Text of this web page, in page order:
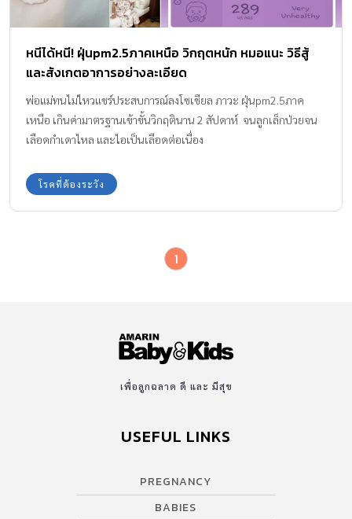
หนีได้หนี! ฝุ่นpm2.5ภาคเหนือ วิกฤตหนัก หมอแนะ วิธีสู้
และสังเกตอาการอย่างละเอียด
พ่อแม่ทนไม่ไหวแชร์ประสบการณ์ลงโซเชียล ภาวะ ฝุ่นpm2.5ภาค
เหนือ เกินค่ามาตรฐานเข้าขั้นวิกฤตินาน 2 สัปดาห์ จนลูกเล็กป่วยจน
เลือดกำเดาไหล และไอเป็นเลือดต่อเนื่อง
โรคที่ต้องระวัง
1
เพื่อลูกฉลาด ดี และ มีสุข
USEFUL LINKS
PREGNANCY
BABIES